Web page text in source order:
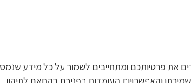
את פרטיותכם ומתחייבים לשמור על כל מידע